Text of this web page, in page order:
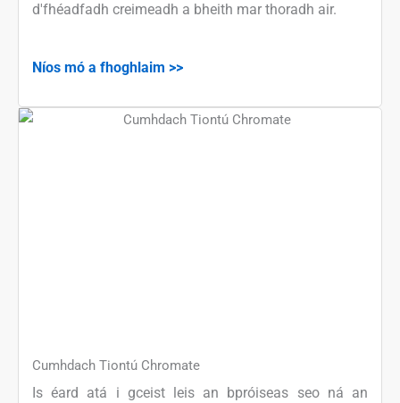
d'fhéadfadh creimeadh a bheith mar thoradh air.
Níos mó a fhoghlaim >>
Cumhdach Tiontú Chromate
Is éard atá i gceist leis an bpróiseas seo ná an